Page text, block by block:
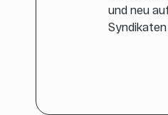
und neu